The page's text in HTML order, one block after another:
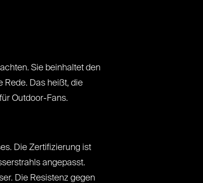
Sie beinhaltet den
Rede. Das heißt, die
Outdoor-Fans.
Die Zertifizierung ist
angepasst.
Die Resistenz gegen